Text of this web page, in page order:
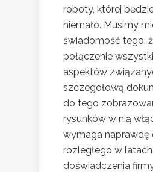
roboty, której
niemało. Musimy
świadomość tego,
połączenie
aspektów
szczegółową
do tego
rysunków w nią
wymaga naprawdę
rozległego w latach
doświadczenia